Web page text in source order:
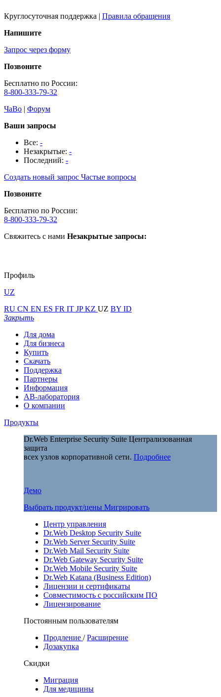
Круглосуточная поддержка | Правила обращения
Напишите
Запрос через форму
Позвоните
Бесплатно по России:
8-800-333-79-32
ЧаВо | Форум
Ваши запросы
Все: -
Незакрытые: -
Последний: -
Создать новый запрос Частые вопросы
Позвоните
Бесплатно по России:
8-800-333-79-32
Свяжитесь с нами Незакрытые запросы:
Профиль
UZ
RU CN EN ES FR IT JPKZ UZ BY ID
Закрыть
Для дома
Для бизнеса
Купить
Скачать
Поддержка
Партнеры
Информация
АВ-лаборатория
О компании
Продукты
Dr.Web Enterprise Security Suite Централизованная
защита
всех узлов корпоративной сети. Подробнее
Демо
Выбрать продукт/цены Мигрировать
Центр управления
Dr.Web Desktop Security Suite
Dr.Web Server Security Suite
Dr.Web Mail Security Suite
Dr.Web Gateway Security Suite
Dr.Web Mobile Security Suite
Dr.Web Katana (Business Edition)
Лицензии и сертификаты
Совместимость с российским ПО
Лицензирование
Постоянным пользователям
Продление /Расширение
Дозакупка
Скидки
Миграция
Для медицины